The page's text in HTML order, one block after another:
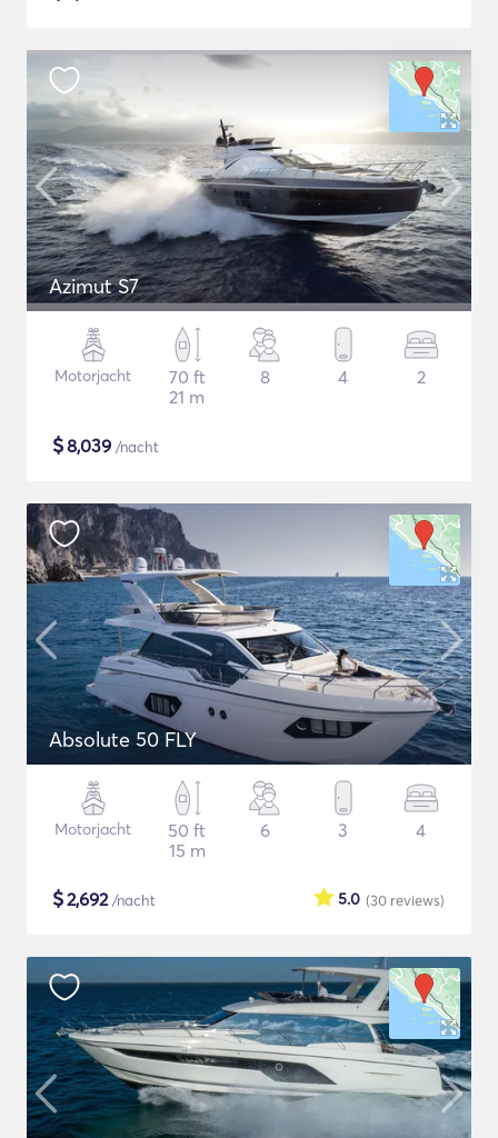
Azimut S7
Motorjacht
70 ft
21 m
8 4 2
$8,039 /nacht
Absolute 50 FLY
Motorjacht
50 ft
15 m
6 3 4
$2,692/nacht (30 reviews)
5.0